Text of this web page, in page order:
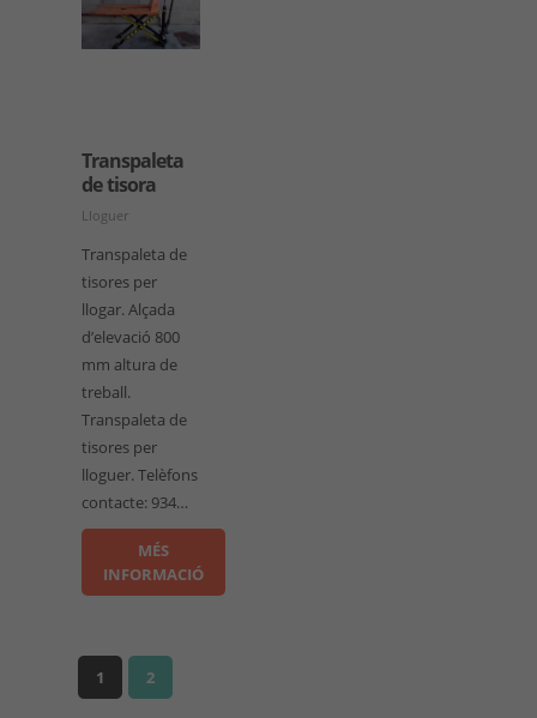
Transpaleta
de tisora
Lloguer
Transpaleta de
tisores per
llogar. Alçada
d’elevació 800
mm altura de
treball.
Transpaleta de
tisores per
lloguer. Telèfons
contacte: 934…
MÉS
INFORMACIÓ
1 2